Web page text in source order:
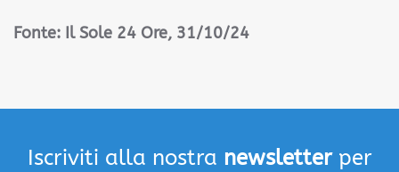
Fonte: Il Sole 24 Ore, 31/10/24
Iscriviti alla nostra newsletterper